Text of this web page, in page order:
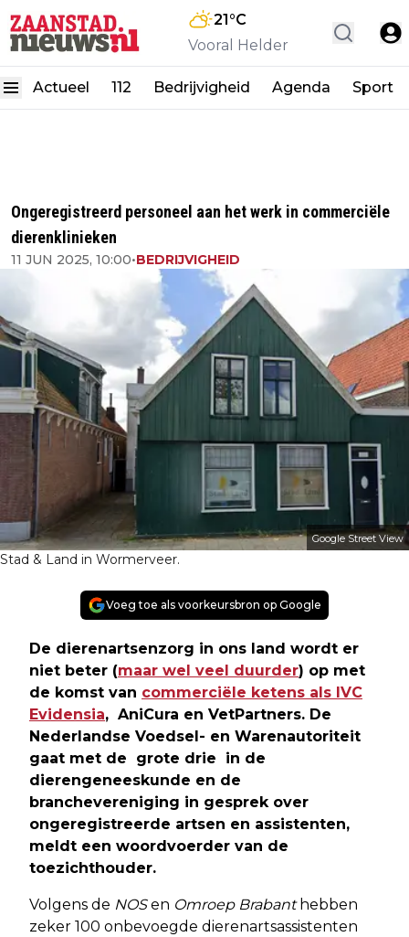
21°C
Vooral Helder
Actueel 112 Bedrijvigheid Agenda Sport
Ongeregistreerd personeel aan het werk in commerciële
dierenklinieken
11 JUN 2025, 10:00•BEDRIJVIGHEID
Google Street View
Stad & Land in Wormerveer.
Voeg toe als voorkeursbron op Google
De dierenartsenzorg in ons land wordt er
niet beter (maar wel veel duurder) op met
de komst van commerciële ketens als IVC
Evidensia, AniCura en VetPartners. De
Nederlandse Voedsel- en Warenautoriteit
gaat met de grote drie in de
dierengeneeskunde en de
branchevereniging in gesprek over
ongeregistreerde artsen en assistenten,
meldt een woordvoerder van de
toezichthouder.
Volgens de NOSen Omroep Brabanthebben
zeker 100 onbevoegde dierenartsassistenten